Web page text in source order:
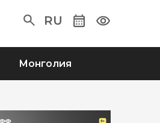
RU
Монголия